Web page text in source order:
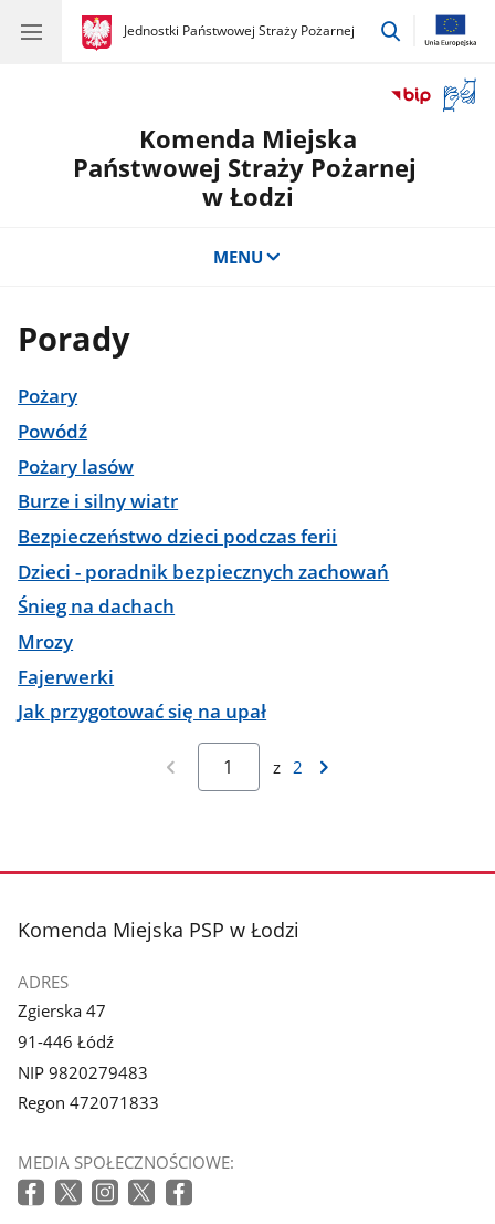
gov.pl
Jednostki Państwowej Straży Pożarnej
gov.pl
Jednostki
przejdź
okno
Komenda Miejska
Państwowej Straży Pożarnej
w Łodzi
MENU
Porady
Pożary
Powódź
Pożary lasów
Burze i silny wiatr
Bezpieczeństwo dzieci podczas ferii
Dzieci - poradnik bezpiecznych zachowań
Śnieg na dachach
Mrozy
Fajerwerki
Jak przygotować się na upał
z 2
stopka
Komenda Miejska PSP w Łodzi
ADRES
Zgierska 47
91-446 Łódź
NIP 9820279483
Regon 472071833
MEDIA SPOŁECZNOŚCIOWE: